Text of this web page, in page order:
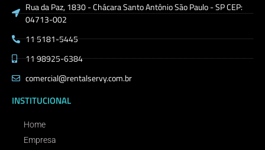
Rua da Paz, 1830 - Chácara Santo Antônio São Paulo - SP CEP:
04713-002
11 5181-5445
11 98925-6384
comercial@rentalservy.com.br
INSTITUCIONAL
Home
Empresa